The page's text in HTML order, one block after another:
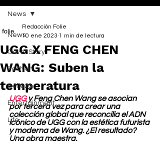
News
Cover Story
Fashion
Belleza
Entertainment
Life
News
UGG X FENG CHEN
WANG: Suben la
temperatura
Redacción Folie
10 ene 2023 1 min de lectura
UGG y Feng Chen Wang se asocian
por tercera vez para crear una
colección global que reconcilia el ADN
icónico de UGG con la estética futurista
y moderna de Wang. ¿El resultado?
Una obra maestra.